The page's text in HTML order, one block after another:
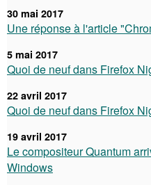
30 mai 2017
Une réponse à l'article
5 mai 2017
Quoi de neuf dans Firefox
22 avril 2017
Quoi de neuf dans Firefox
19 avril 2017
Le compositeur Quantum
Windows